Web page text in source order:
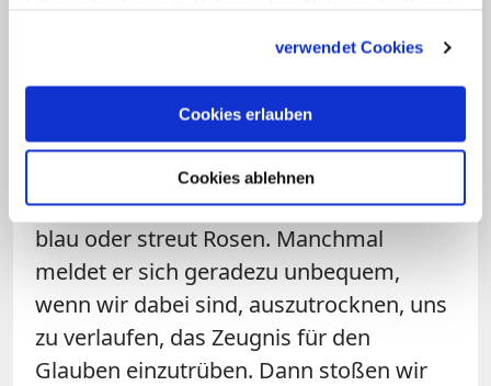
verwendet Cookies
Cookies erlauben
Cookies ablehnen
Bauwerke. Für Bätzing ist seine Architektur ein
Aber dann gilt eben auch: Der Himmel
darf sich einmischen in un­ser Leben. Der
Himmel ist nicht immer nur strahlend
blau oder streut Rosen. Manchmal
meldet er sich geradezu unbequem,
wenn wir dabei sind, auszutrocknen, uns
zu verlaufen, das Zeugnis für den
Glauben ein­zutrüben. Dann stoßen wir